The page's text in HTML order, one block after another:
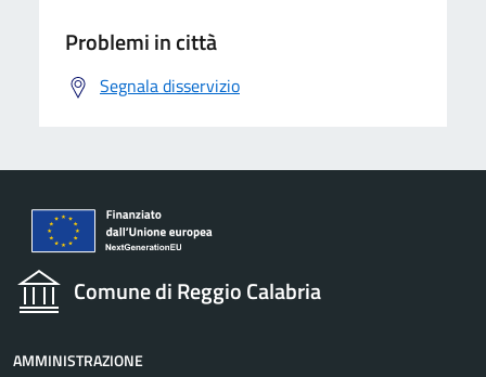
Problemi in città
Segnala disservizio
Comune di Reggio Calabria
AMMINISTRAZIONE